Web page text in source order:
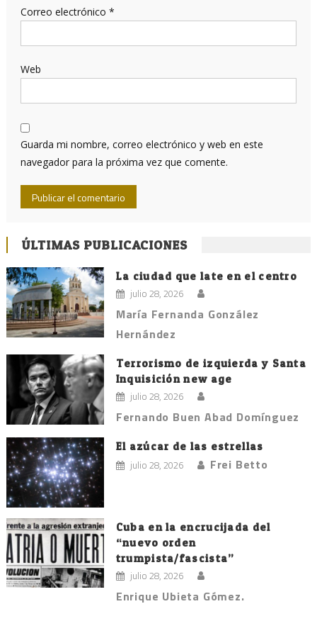
Correo electrónico *
Web
Guarda mi nombre, correo electrónico y web en este
navegador para la próxima vez que comente.
ÚLTIMAS PUBLICACIONES
La ciudad que late en el centro
julio 28, 2026
María Fernanda González
Hernández
Terrorismo de izquierda y Santa
Inquisición new age
julio 28, 2026
Fernando Buen Abad Domínguez
El azúcar de las estrellas
julio 28, 2026 Frei Betto
Cuba en la encrucijada del
“nuevo orden
trumpista/fascista”
julio 28, 2026
Enrique Ubieta Gómez.